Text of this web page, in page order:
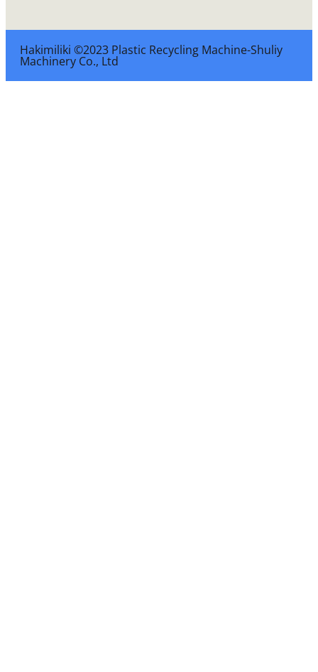
Hakimiliki ©2023 Plastic Recycling Machine-Shuliy
Machinery Co., Ltd